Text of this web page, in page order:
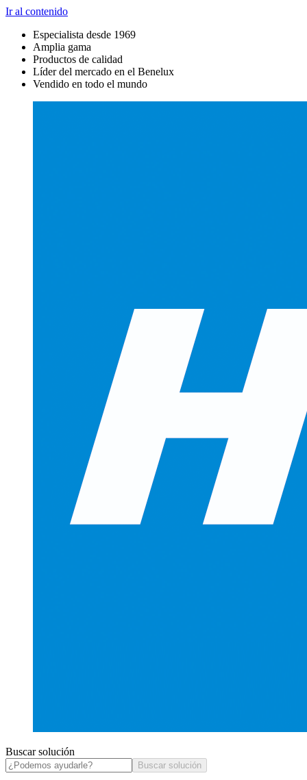
Ir al contenido
Especialista desde 1969
Amplia gama
Productos de calidad
Líder del mercado en el Benelux
Vendido en todo el mundo
Buscar solución
Buscar solución